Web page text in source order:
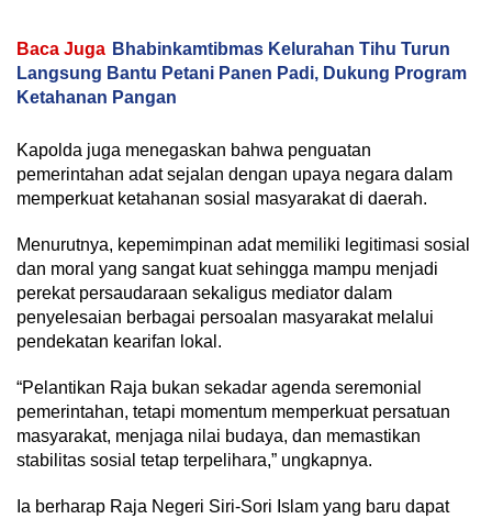
Baca Juga Bhabinkamtibmas Kelurahan Tihu Turun
Langsung Bantu Petani Panen Padi, Dukung Program
Ketahanan Pangan
Kapolda juga menegaskan bahwa penguatan
pemerintahan adat sejalan dengan upaya negara dalam
memperkuat ketahanan sosial masyarakat di daerah.
Menurutnya, kepemimpinan adat memiliki legitimasi sosial
dan moral yang sangat kuat sehingga mampu menjadi
perekat persaudaraan sekaligus mediator dalam
penyelesaian berbagai persoalan masyarakat melalui
pendekatan kearifan lokal.
“Pelantikan Raja bukan sekadar agenda seremonial
pemerintahan, tetapi momentum memperkuat persatuan
masyarakat, menjaga nilai budaya, dan memastikan
stabilitas sosial tetap terpelihara,” ungkapnya.
Ia berharap Raja Negeri Siri-Sori Islam yang baru dapat